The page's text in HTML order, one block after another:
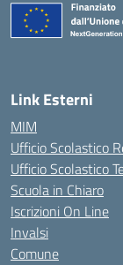
Link Esterni
MIM
Ufficio Scolastico
Ufficio Scolastico
Scuola in Chiaro
Iscrizioni On Line
Invalsi
Comune